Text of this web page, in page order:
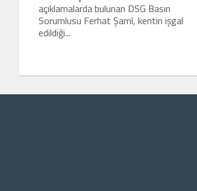
açıklamalarda bulunan DSG Basın
Sorumlusu Ferhat Şamî, kentin işgal
edildiği...